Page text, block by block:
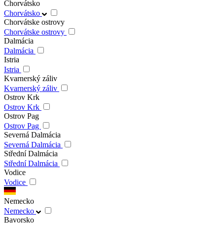
Chorvátsko
Chorvátsko
Chorvátske ostrovy
Chorvátske ostrovy
Dalmácia
Dalmácia
Istria
Istria
Kvarnerský záliv
Kvarnerský záliv
Ostrov Krk
Ostrov Krk
Ostrov Pag
Ostrov Pag
Severná Dalmácia
Severná Dalmácia
Střední Dalmácia
Střední Dalmácia
Vodice
Vodice
Nemecko
Nemecko
Bavorsko